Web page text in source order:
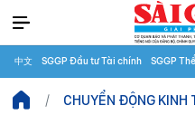
中文 SGGP Đầu tư Tài chính SGGP
CHUYỂN ĐỘNG KINH